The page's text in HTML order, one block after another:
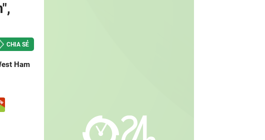
CHIA SẺ
Ham